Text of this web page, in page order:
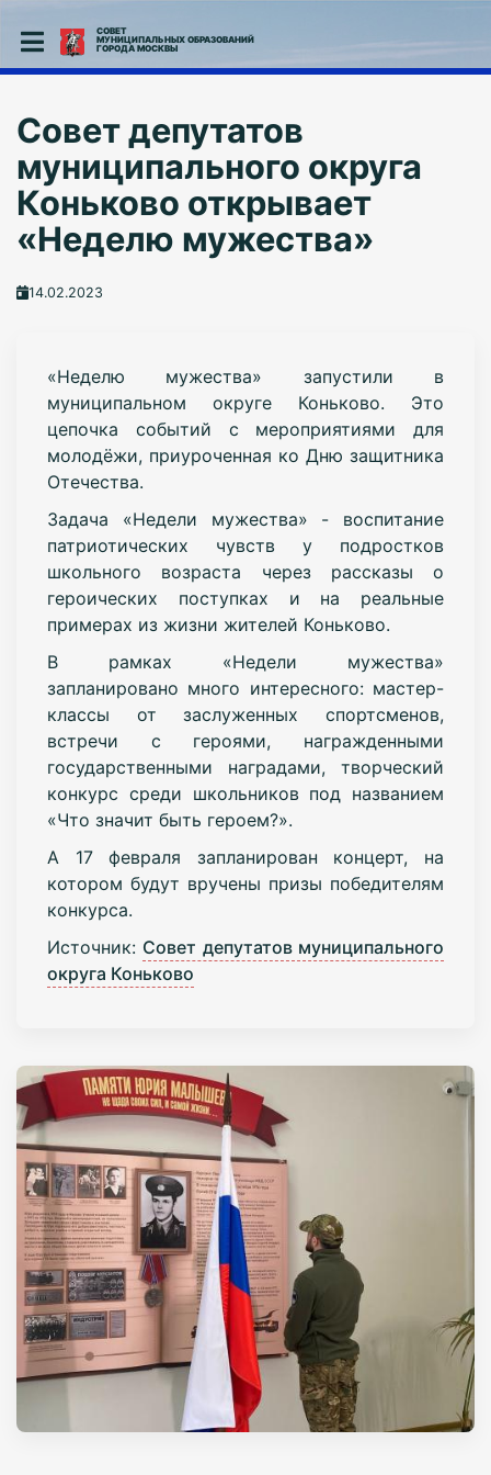
СОВЕТ
МУНИЦИПАЛЬНЫХ ОБРАЗОВАНИЙ
ГОРОДА МОСКВЫ
Совет депутатов
муниципального округа
Коньково открывает
«Неделю мужества»
14.02.2023
«Неделю мужества» запустили в
муниципальном округе Коньково. Это
цепочка событий с мероприятиями для
молодёжи, приуроченная ко Дню защитника
Отечества.
Задача «Недели мужества» - воспитание
патриотических чувств у подростков
школьного возраста через рассказы о
героических поступках и на реальные
примерах из жизни жителей Коньково.
В рамках «Недели мужества»
запланировано много интересного: мастер-
классы от заслуженных спортсменов,
встречи с героями, награжденными
государственными наградами, творческий
конкурс среди школьников под названием
«Что значит быть героем?».
А 17 февраля запланирован концерт, на
котором будут вручены призы победителям
конкурса.
Источник: Совет депутатов муниципального
округа Коньково